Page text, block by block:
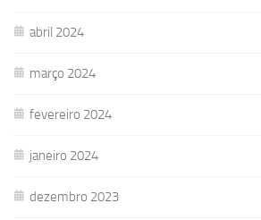
abril 2024
março 2024
fevereiro 2024
janeiro 2024
dezembro 2023